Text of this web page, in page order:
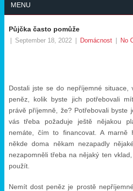
MENU
Půjčka často pomůže
September 18, 2022 Domácnost No
Dostali jste se do nepříjemné situace,
peněz, kolik byste jich potřebovali
právě příjemně, že? Potřebovali byste
vás třeba požaduje ještě nějakou
nemáte, čím to financovat. A marně
někde doma někam nezapadly
nezapomněli třeba na nějaký ten
použít.
Nemít dost peněz je prostě